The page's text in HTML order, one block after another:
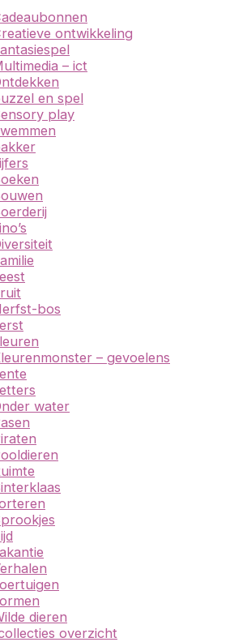
ontwikkeling
– ict
en spel
play
bos
– gevoelens
water
dieren
overzicht